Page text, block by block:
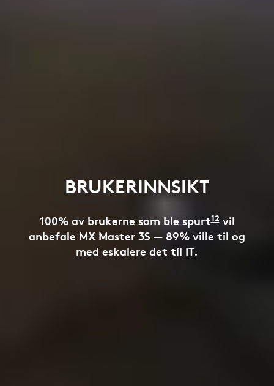
BRUKERINNSIKT
100% av brukerne som ble spurt12 vil
anbefale MX Master 3S — 89% ville til og
med eskalere det til IT.